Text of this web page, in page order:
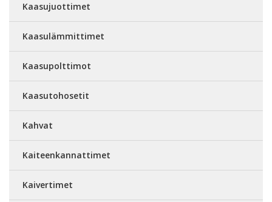
Kaasujuottimet
Kaasulämmittimet
Kaasupolttimot
Kaasutohosetit
Kahvat
Kaiteenkannattimet
Kaivertimet